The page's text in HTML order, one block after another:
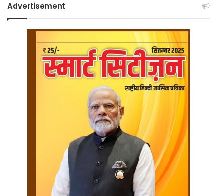
Advertisement